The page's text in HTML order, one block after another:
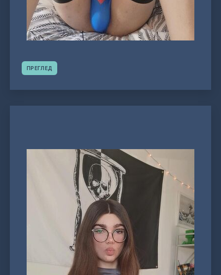
ПРЕГЛЕД